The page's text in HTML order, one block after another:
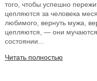
того, чтобы успешно
цепляются за человека
любимого, вернуть мужа,
цепляются, — они
состоянии...
Читать полностью